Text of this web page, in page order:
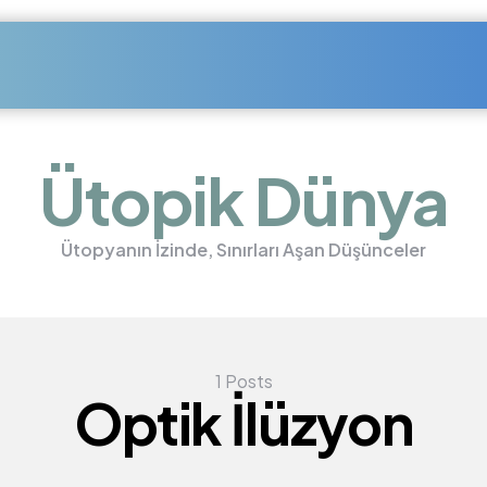
Ütopik Dünya
Ütopyanın İzinde, Sınırları Aşan Düşünceler
1 Posts
Optik İlüzyon